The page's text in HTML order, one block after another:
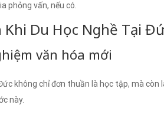
phỏng vấn, nếu có.
Khi Du Học Nghề Tại
văn hóa mới
không chỉ đơn thuần là học tập, mà
này.